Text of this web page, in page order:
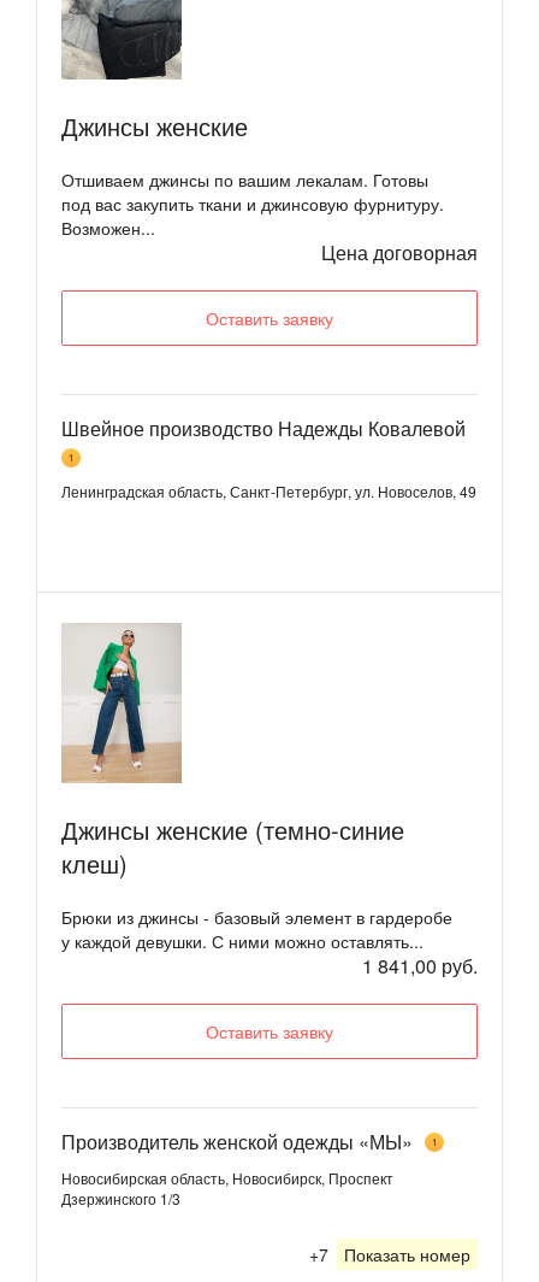
Джинсы женские
Отшиваем джинсы по вашим лекалам. Готовы
под вас закупить ткани и джинсовую фурнитуру.
Возможен...
Цена договорная
Оставить заявку
Швейное производство Надежды Ковалевой
1
Ленинградская область, Санкт-Петербург, ул. Новоселов, 49
Джинсы женские (темно-синие
клеш)
Брюки из джинсы - базовый элемент в гардеробе
у каждой девушки. С ними можно оставлять...
1 841,00 руб.
Оставить заявку
Производитель женской одежды «МЫ» 1
Новосибирская область, Новосибирск, Проспект
Дзержинского 1/3
+7 Показать номер